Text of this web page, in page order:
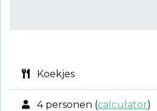
Koekjes
4 personen (calculator)